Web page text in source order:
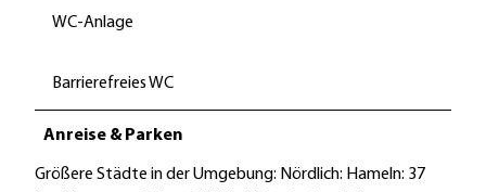
WC-Anlage
Barrierefreies WC
Anreise & Parken
Größere Städte in der Umgebung: Nördlich: Hameln: 37